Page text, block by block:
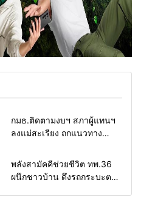
Home รอบรั้วทั่วไทย
กมธ.ติดตามงบฯ สภาผู้แทนฯ
ลงแม่สะเรียง ถกแนวทาง
พื้นที่ หนุนท่องเที่ยว 3 อำเภอ
ชายแดน
Home แวดวงทหาร
พลังสามัคคีช่วยชีวิต ทพ.36
ผนึกชาวบ้าน ดึงรถกระบะตก